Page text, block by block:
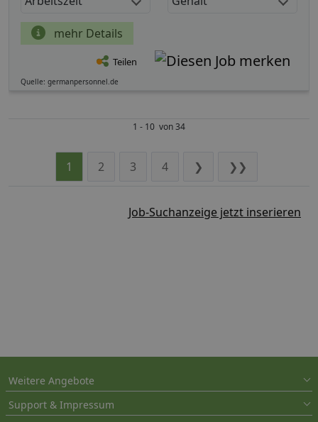
mehr Details
Teilen
Quelle: germanpersonnel.de
1 - 10 von 34
1 2 3 4 ❯ ❯❯
Job-Suchanzeige jetzt inserieren
Weitere Angebote
Support & Impressum